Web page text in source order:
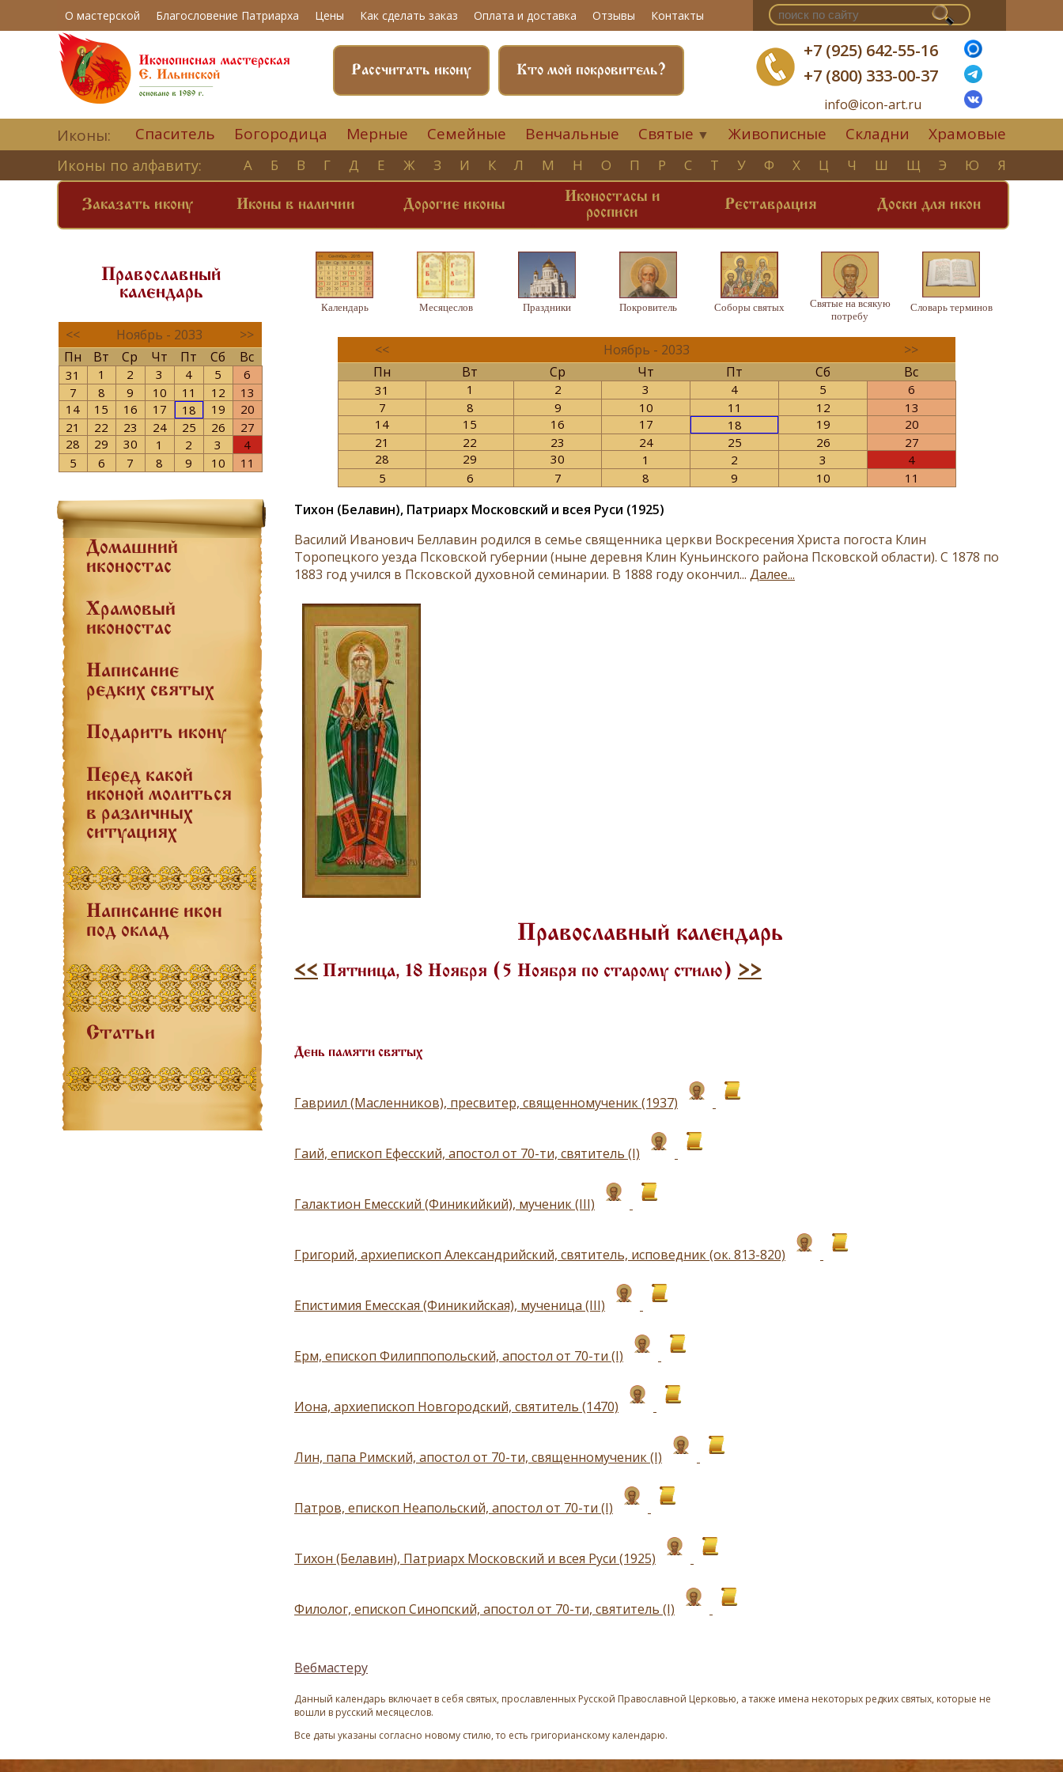
О мастерской Благословение Патриарха Цены Как сделать заказ Оплата и доставка Отзывы Контакты
+7 (925) 642-55-16
+7 (800) 333-00-37
info@icon-art.ru
Кто мой покровитель?
Рассчитать икону
Иконы: Спаситель Богородица Мерные Семейные Венчальные Святые ▼ Живописные Складни Храмовые
Иконы по алфавиту: А Б В Г Д Е Ж З И К Л М Н О П Р С Т У Ф Х Ц Ч Ш Щ Э Ю Я
Заказать икону Иконы в наличии Дорогие иконы
Иконостасы и
росписи
Реставрация Доски для икон
Православный
календарь
<< Ноябрь - 2033
>>
Пн
Вт Ср Чт Пт Сб Вс
31 1 2 3 4 5
6
7
8 9 10 11 12
13
14
15 16 17 18 19
20
21
22 23 24 25 26
27
28
29 30 1 2 3
4
5
6 7 8 9 10 11
Домашний
иконостас
Храмовый
иконостас
Написание
редких святых
Подарить икону
Перед какой
иконой молиться
в различных
ситуациях
Написание икон
под оклад
Статьи
Календарь Месяцеслов Праздники Покровитель Соборы святых
Святые на всякую
потребу
Словарь терминов
<< Ноябрь - 2033
>>
Пн
Вт Ср Чт Пт Сб Вс
31 1 2 3 4 5
6
7
8 9 10 11 12
13
14
15 16 17 18 19
20
21
22 23 24 25 26
27
28
29 30 1 2 3
4
5
6 7 8 9 10 11
Тихон (Белавин), Патриарх Московский и всея Руси (1925)
Василий Иванович Беллавин родился в семье священника церкви Воскресения Христа погоста Клин
Торопецкого уезда Псковской губернии (ныне деревня Клин Куньинского района Псковской области). С 1878 по
1883 год учился в Псковской духовной семинарии. В 1888 году окончил... Далее...
Православный календарь
<< Пятница, 18 Ноября (5 Ноября по старому стилю) >>
День памяти святых
Гавриил (Масленников), пресвитер, священномученик (1937)
Гаий, епископ Ефесский, апостол от 70-ти, святитель (I)
Галактион Емесский (Финикийкий), мученик (III)
Григорий, архиепископ Александрийский, святитель, исповедник (ок. 813-820)
Епистимия Емесская (Финикийская), мученица (III)
Ерм, епископ Филиппопольский, апостол от 70-ти (I)
Иона, архиепископ Новгородский, святитель (1470)
Лин, папа Римский, апостол от 70-ти, священномученик (I)
Патров, епископ Неапольский, апостол от 70-ти (I)
Тихон (Белавин), Патриарх Московский и всея Руси (1925)
Филолог, епископ Синопский, апостол от 70-ти, святитель (I)
Вебмастеру
Данный календарь включает в себя святых, прославленных Русской Православной Церковью, а также имена некоторых редких святых, которые не
вошли в русский месяцеслов.
Все даты указаны согласно новому стилю, то есть григорианскому календарю.